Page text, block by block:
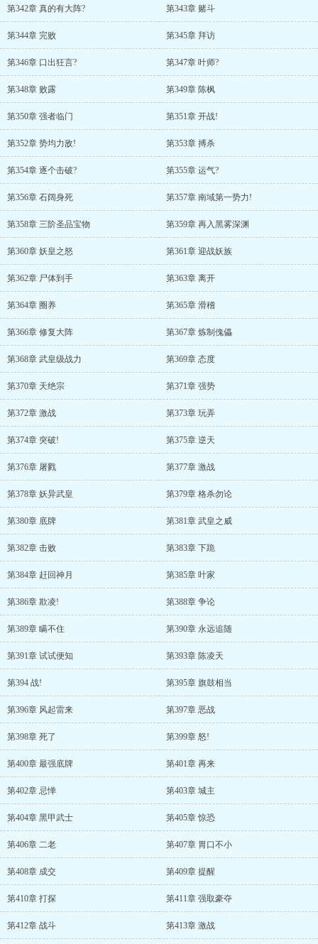
第342章 真的有大阵? 第343章 赌斗
第344章 完败 第345章 拜访
第346章 口出狂言? 第347章 叶师?
第348章 败露 第349章 陈枫
第350章 强者临门 第351章 开战!
第352章 势均力敌! 第353章 搏杀
第354章 逐个击破? 第355章 运气?
第356章 石阔身死 第357章 南域第一势力!
第358章 三阶圣品宝物 第359章 再入黑雾深渊
第360章 妖皇之怒 第361章 迎战妖族
第362章 尸体到手 第363章 离开
第364章 圈养 第365章 滑稽
第366章 修复大阵 第367章 炼制傀儡
第368章 武皇级战力 第369章 态度
第370章 天绝宗 第371章 强势
第372章 激战 第373章 玩弄
第374章 突破! 第375章 逆天
第376章 屠戮 第377章 激战
第378章 妖异武皇 第379章 格杀勿论
第380章 底牌 第381章 武皇之威
第382章 击败 第383章 下跪
第384章 赶回神月 第385章 叶家
第386章 欺凌! 第388章 争论
第389章 瞒不住 第390章 永远追随
第391章 试试便知 第393章 陈凌天
第394 战! 第395章 旗鼓相当
第396章 风起雷来 第397章 恶战
第398章 死了 第399章 怒!
第400章 最强底牌 第401章 再来
第402章 忌惮 第403章 城主
第404章 黑甲武士 第405章 惊恐
第406章 二老 第407章 胃口不小
第408章 成交 第409章 提醒
第410章 打探 第411章 强取豪夺
第412章 战斗 第413章 激战